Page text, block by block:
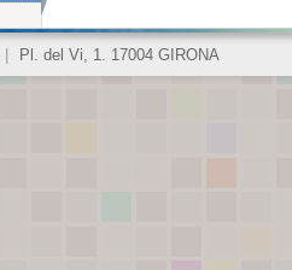
Pl. del Vi, 1. 17004 GIRONA